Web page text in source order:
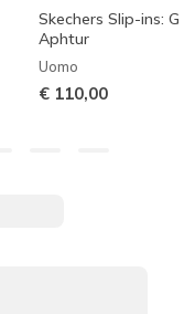
Skechers Slip-ins:
Aphtur
Uomo
€ 110,00